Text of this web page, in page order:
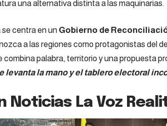
una alternativa distinta a las maquinarias.
centra en un Gobierno de
a las regiones como protagonistas del
combina palabra, territorio y una propuesta
levanta la mano y el tablero electoral
Noticias La Voz